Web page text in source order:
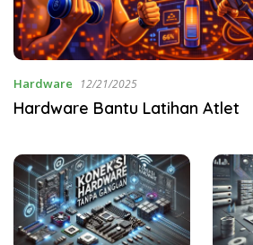
Hardware 12/21/2025
Hardware Bantu Latihan Atlet